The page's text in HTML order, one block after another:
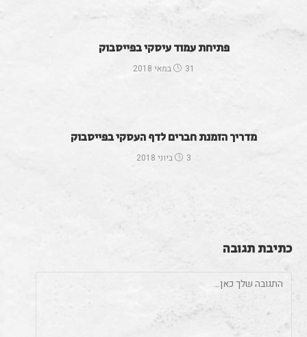
פתיחת עמוד עיסקי בפייסבוק
31 במאי 2018
מדריך הזמנת חברים לדף העסקי בפייסבוק
3 ביוני 2018
כתיבת תגובה